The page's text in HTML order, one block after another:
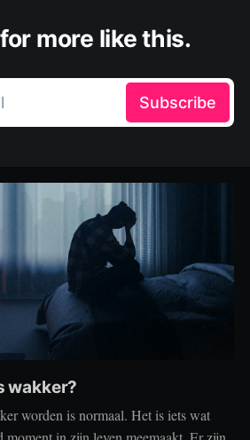
more like this.
Subscribe
wakker?
worden is normaal. Het is iets wat